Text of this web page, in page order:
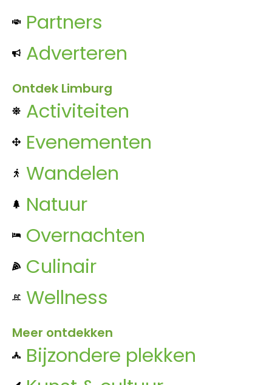
Partners
Adverteren
Ontdek Limburg
Activiteiten
Evenementen
Wandelen
Natuur
Overnachten
Culinair
Wellness
Meer ontdekken
Bijzondere plekken